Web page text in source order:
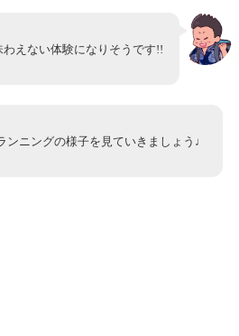
えない体験になりそうです!!
ンニングの様子を見ていきましょう♩